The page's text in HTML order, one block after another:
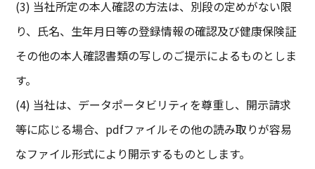
(3) 当社所定の本人確認の方法は、別段の定めがない限
り、氏名、生年月日等の登録情報の確認及び健康保険証
その他の本人確認書類の写しのご提示によるものとしま
す。
(4) 当社は、データポータビリティを尊重し、開示請求
等に応じる場合、pdfファイルその他の読み取りが容易
なファイル形式により開示するものとします。